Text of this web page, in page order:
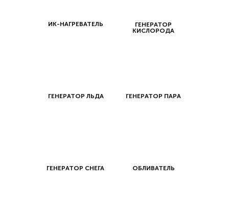
ГЕНЕРАТОР СНЕГА
ИК-НАГРЕВАТЕЛЬ
ГЕНЕРАТОР
КИСЛОРОДА
ГЕНЕРАТОР ЛЬДА ГЕНЕРАТОР ПАРА
ОБЛИВАТЕЛЬ